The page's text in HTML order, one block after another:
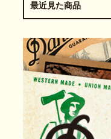
最近見た商品